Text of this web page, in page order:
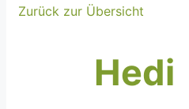
Zurück zur Übersicht
Hedi